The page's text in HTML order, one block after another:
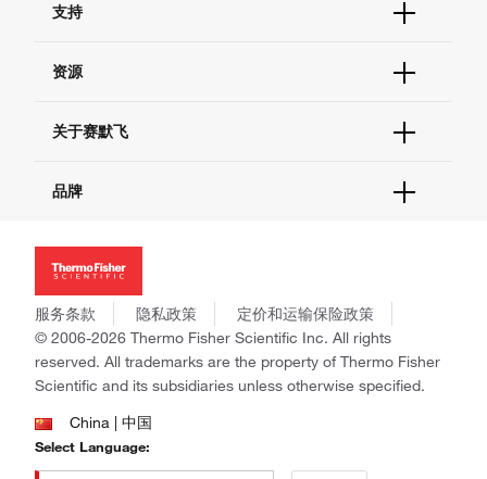
订单支持
现货供应中心
支持
联系我们 - 400 820 8982
查找文件&证书
资源
促销
社交媒体
关于赛默飞
招聘
新闻
社会责任
商标
政策和通知
品牌
Applied Biosystems
Invitrogen
Gibco
Ion Torrent
Unity Lab Services
Patheon
PPD
服务条款 隐私政策
定价和运输保险政策
© 2006-2026 Thermo Fisher Scientific Inc. All rights
reserved. All trademarks are the property of Thermo Fisher
Scientific and its subsidiaries unless otherwise specified.
China | 中国
Select Language: